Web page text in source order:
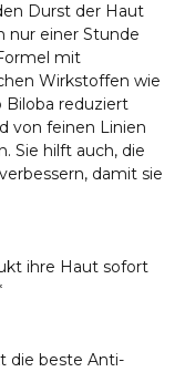
Durst der Haut
nur einer Stunde
mit
Wirkstoffen wie
Biloba reduziert
von feinen Linien
Sie hilft auch, die
damit sie
ihre Haut sofort
die beste Anti-